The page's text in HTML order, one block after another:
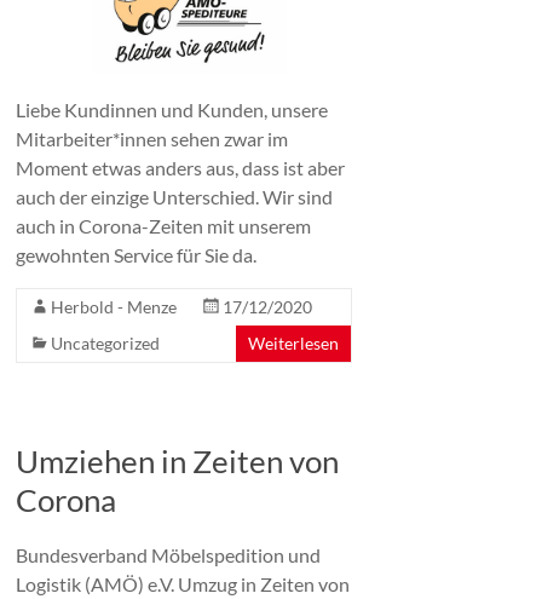
Liebe Kundinnen und Kunden, unsere
Mitarbeiter*innen sehen zwar im
Moment etwas anders aus, dass ist aber
auch der einzige Unterschied. Wir sind
auch in Corona-Zeiten mit unserem
gewohnten Service für Sie da.
Herbold - Menze
17/12/2020
Uncategorized
Weiterlesen
Umziehen in Zeiten von
Corona
Bundesverband Möbelspedition und
Logistik (AMÖ) e.V. Umzug in Zeiten von